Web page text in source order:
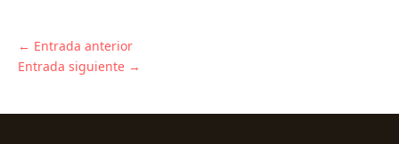
← Entrada anterior
Entrada siguiente →